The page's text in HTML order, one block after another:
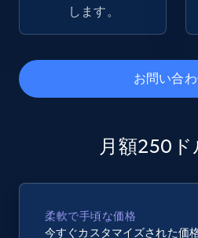
URL, Product id, Title, Seller
Seller reviews, Breadcrumbs,
2.5K+ 359+
します。
お問い合
月額250ド
柔軟で手頃な価格
今すぐカスタマイズされた価